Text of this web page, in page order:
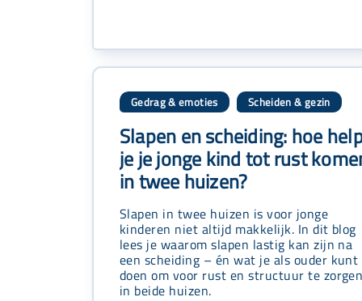
Gedrag & emoties Scheiden & gezin
Slapen en scheiding: hoe
je je jonge kind tot rust
in twee huizen?
Slapen in twee huizen is voor jonge
kinderen niet altijd makkelijk. In dit blog
lees je waarom slapen lastig kan zijn na
een scheiding – én wat je als ouder kunt
doen om voor rust en structuur te
in beide huizen.